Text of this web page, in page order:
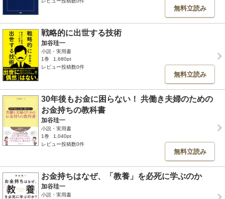
無料立読み
戦略的に出世する技術
加谷珪一
小説・実用書
1巻
1,680pt
レビュー投稿数0件
無料立読み
30年後もお金に困らない！ 共働き夫婦のための
お金持ちの教科書
加谷珪一
小説・実用書
1巻
1,040pt
レビュー投稿数0件
無料立読み
お金持ちはなぜ、「教養」を必死に学ぶのか
加谷珪一
小説・実用書